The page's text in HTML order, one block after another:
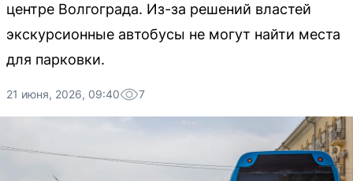
центре Волгограда. Из-за решений властей
экскурсионные автобусы не могут найти места
для парковки.
21 июня, 2026, 09:40 7